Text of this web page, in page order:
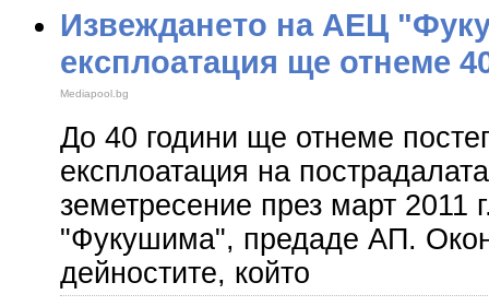
Извеждането на АЕЦ
експлоатация ще отнеме
Mediapool.bg
До 40 години ще отнеме
експлоатация на
земетресение през март 2011
"Фукушима", предаде АП.
дейностите, който